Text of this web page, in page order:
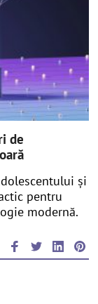
de
și
pentru
modernă.